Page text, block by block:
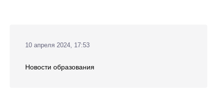
10 апреля 2024, 17:53
Новости образования